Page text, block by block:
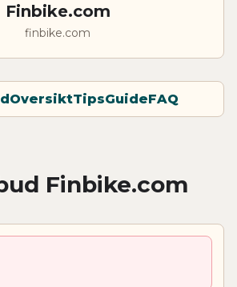
Finbike.com
finbike.com
OversiktTipsGuideFAQ
Finbike.com